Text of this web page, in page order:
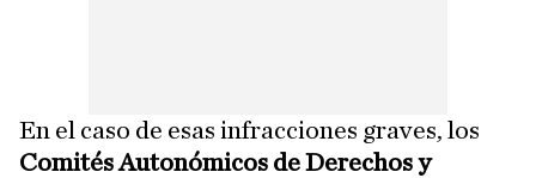
En el caso de esas infracciones graves, los
Comités Autonómicos de Derechos y